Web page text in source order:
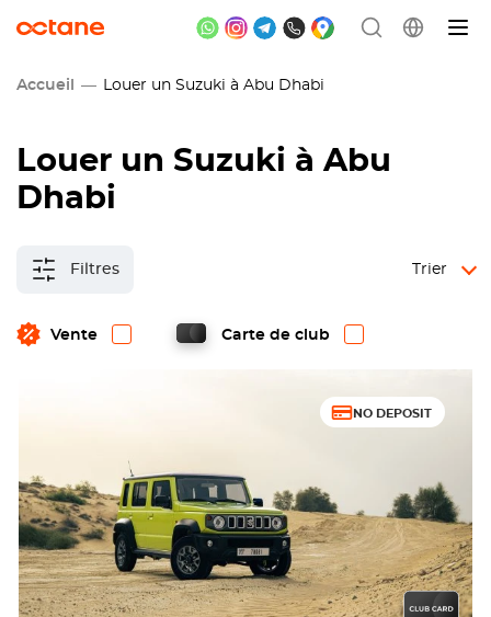
Accueil Louer un Suzuki à Abu Dhabi
Louer un Suzuki à Abu
Dhabi
Filtres
Vente Carte de club
Trier
NO DEPOSIT